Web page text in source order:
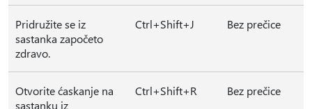
Pridružite se iz
sastanka započeto
zdravo.
Ctrl+Shift+J Bez prečice
Otvorite ćaskanje na
sastanku iz
Ctrl+Shift+R Bez prečice